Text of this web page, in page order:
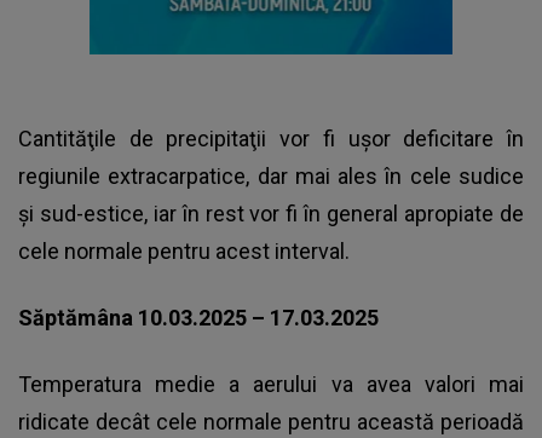
Cantităţile de precipitaţii vor fi uşor deficitare în
regiunile extracarpatice, dar mai ales în cele sudice
şi sud-estice, iar în rest vor fi în general apropiate de
cele normale pentru acest interval.
Săptămâna 10.03.2025 – 17.03.2025
Temperatura medie a aerului va avea valori mai
ridicate decât cele normale pentru această perioadă